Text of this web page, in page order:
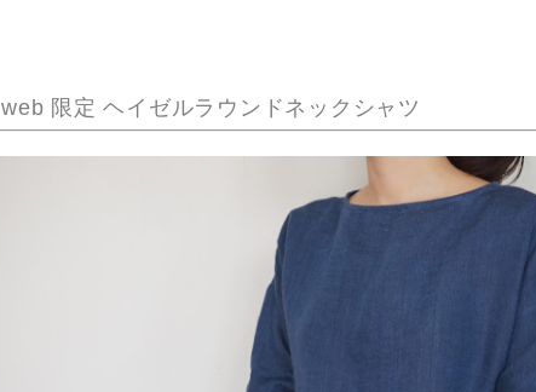
web 限定 ヘイゼルラウンドネックシャツ